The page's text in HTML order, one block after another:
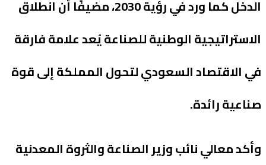
الدخل كما ورد في رؤية 2030، مضيفًا أن انطلاق
الاستراتيجية الوطنية للصناعة يُعد علامة فارقة
في الاقتصاد السعودي لتحول المملكة إلى قوة
صناعية رائدة.
وأكد معالي نائب وزير الصناعة والثروة المعدنية